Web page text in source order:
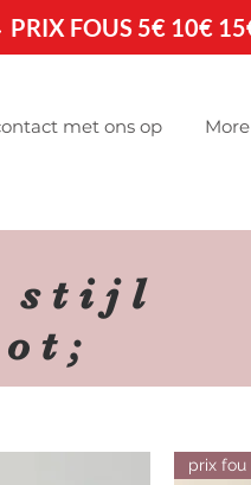
met ons op More
stijl
prix fou